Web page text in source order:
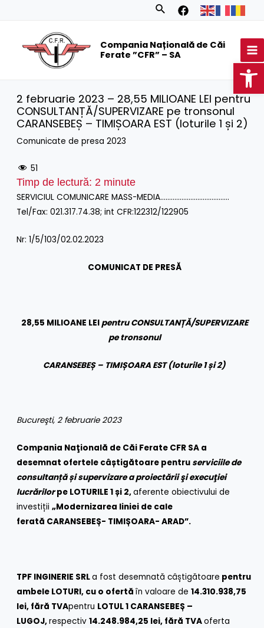
Search
Compania Națională de Căi
Ferate ”CFR” – SA
2 februarie 2023 – 28,55 MILIOANE LEI pentru
CONSULTANȚĂ/SUPERVIZARE pe tronsonul
CARANSEBEȘ – TIMIȘOARA EST (loturile 1 și 2)
Comunicate de presa 2023
51
Timp de lectură: 2 minute
SERVICIUL COMUNICARE MASS-MEDIA…………………………………
Tel/Fax: 021.317.74.38; int CFR:122312/122905
Nr: 1/5/103/02.02.2023
COMUNICAT DE PRESĂ
28,55 MILIOANE LEI pentru CONSULTANȚĂ/SUPERVIZARE
pe tronsonul
CARANSEBEȘ – TIMIȘOARA EST (loturile 1 și 2)
Bucureşti, 2 februarie 2023
Compania Naţională de Căi Ferate CFR SA a
desemnat ofertele câștigătoare pentru serviciile de
consultanță și supervizare a proiectării şi execuţiei
lucrărilorpe LOTURILE 1 și 2,aferente obiectivului de
investiții„Modernizarea liniei de cale
ferată CARANSEBEȘ- TIMIȘOARA- ARAD”.
TPF INGINERIE SRLa fost desemnată câștigătoare pentru
ambele LOTURI, cu o ofertăîn valoare de14.310.938,75
lei, fără TVApentru LOTUL 1 CARANSEBEȘ –
LUGOJ,respectiv14.248.984,25 lei, fără TVAoferta